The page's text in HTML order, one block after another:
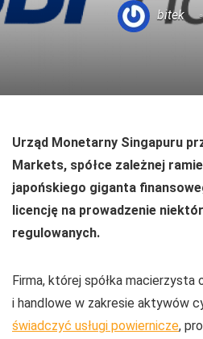
bitek
Urząd Monetarny Singapuru
Markets, spółce zależnej
japońskiego giganta
licencję na prowadzenie
regulowanych.
Firma, której spółka macierzysta
i handlowe w zakresie aktywów
świadczyć usługi powiernicze,